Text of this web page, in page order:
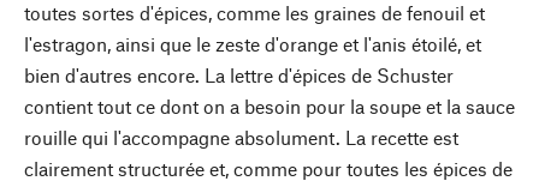
toutes sortes d'épices, comme les graines de fenouil et
l'estragon, ainsi que le zeste d'orange et l'anis étoilé, et
bien d'autres encore. La lettre d'épices de Schuster
contient tout ce dont on a besoin pour la soupe et la sauce
rouille qui l'accompagne absolument. La recette est
clairement structurée et, comme pour toutes les épices de